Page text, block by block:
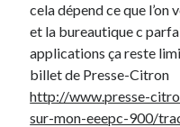
cela dépend ce que
et la bureautique c
applications ça reste
billet de Presse-Citron
http://www.presse-
sur-mon-eeepc-900/